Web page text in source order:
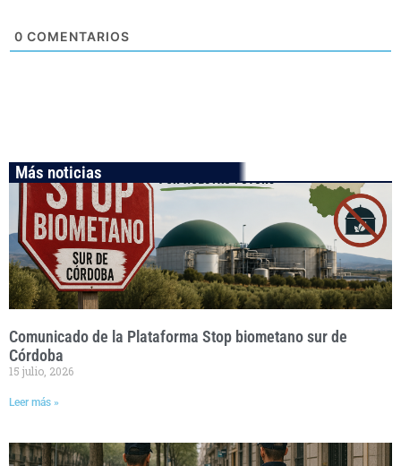
0 COMENTARIOS
Más noticias
Comunicado de la Plataforma Stop biometano sur de
Córdoba
15 julio, 2026
Leer más »